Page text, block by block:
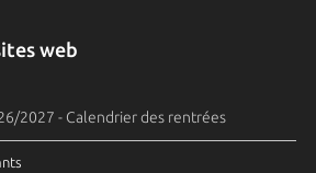
web
2027 - Calendrier des rentrées